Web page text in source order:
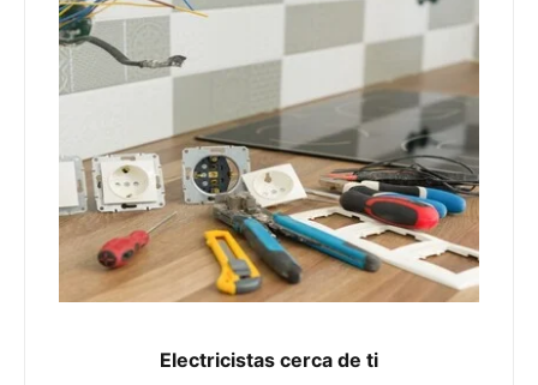
Electricistas cerca de ti